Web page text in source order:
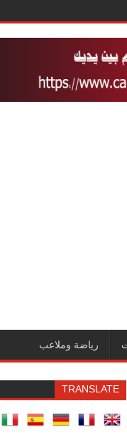
رياضة وملاعب
TRANSLATE